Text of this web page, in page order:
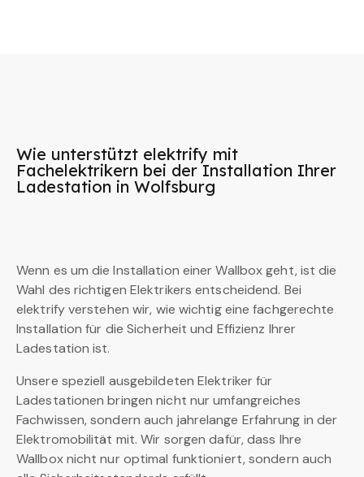
Wie unterstützt elektrify mit
Fachelektrikern bei der Installation Ihrer
Ladestation in Wolfsburg
Wenn es um die Installation einer Wallbox geht, ist die
Wahl des richtigen Elektrikers entscheidend. Bei
elektrify verstehen wir, wie wichtig eine fachgerechte
Installation für die Sicherheit und Effizienz Ihrer
Ladestation ist.
Unsere speziell ausgebildeten Elektriker für
Ladestationen bringen nicht nur umfangreiches
Fachwissen, sondern auch jahrelange Erfahrung in der
Elektromobilität mit. Wir sorgen dafür, dass Ihre
Wallbox nicht nur optimal funktioniert, sondern auch